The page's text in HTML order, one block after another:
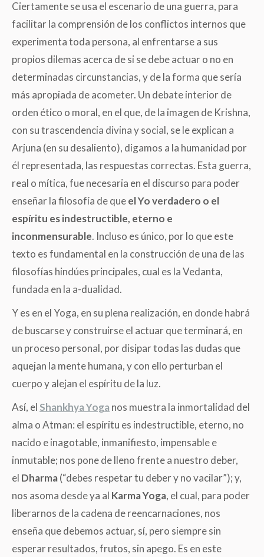
Ciertamente se usa el escenario de una guerra, para
facilitar la comprensión de los conflictos internos que
experimenta toda persona, al enfrentarse a sus
propios dilemas acerca de si se debe actuar o no en
determinadas circunstancias, y de la forma que sería
más apropiada de acometer. Un debate interior de
orden ético o moral, en el que, de la imagen de Krishna,
con su trascendencia divina y social, se le explican a
Arjuna (en su desaliento), digamos a la humanidad por
él representada, las respuestas correctas. Esta guerra,
real o mítica, fue necesaria en el discurso para poder
enseñar la filosofía de queel Yo verdadero o el
espíritu es indestructible, eterno e
inconmensurable. Incluso es único, por lo que este
texto es fundamental en la construcción de una de las
filosofías hindúes principales, cual es la Vedanta,
fundada en la a-dualidad.
Y es en el Yoga, en su plena realización, en donde habrá
de buscarse y construirse el actuar que terminará, en
un proceso personal, por disipar todas las dudas que
aquejan la mente humana, y con ello perturban el
cuerpo y alejan el espíritu de la luz.
Así, elShankhya Yoga nos muestra la inmortalidad del
alma o Atman: el espíritu es indestructible, eterno, no
nacido e inagotable, inmanifiesto, impensable e
inmutable; nos pone de lleno frente a nuestro deber,
el Dharma(“debes respetar tu deber y no vacilar”); y,
nos asoma desde ya al Karma Yoga, el cual, para poder
liberarnos de la cadena de reencarnaciones, nos
enseña que debemos actuar, sí, pero siempre sin
esperar resultados, frutos, sin apego. Es en este